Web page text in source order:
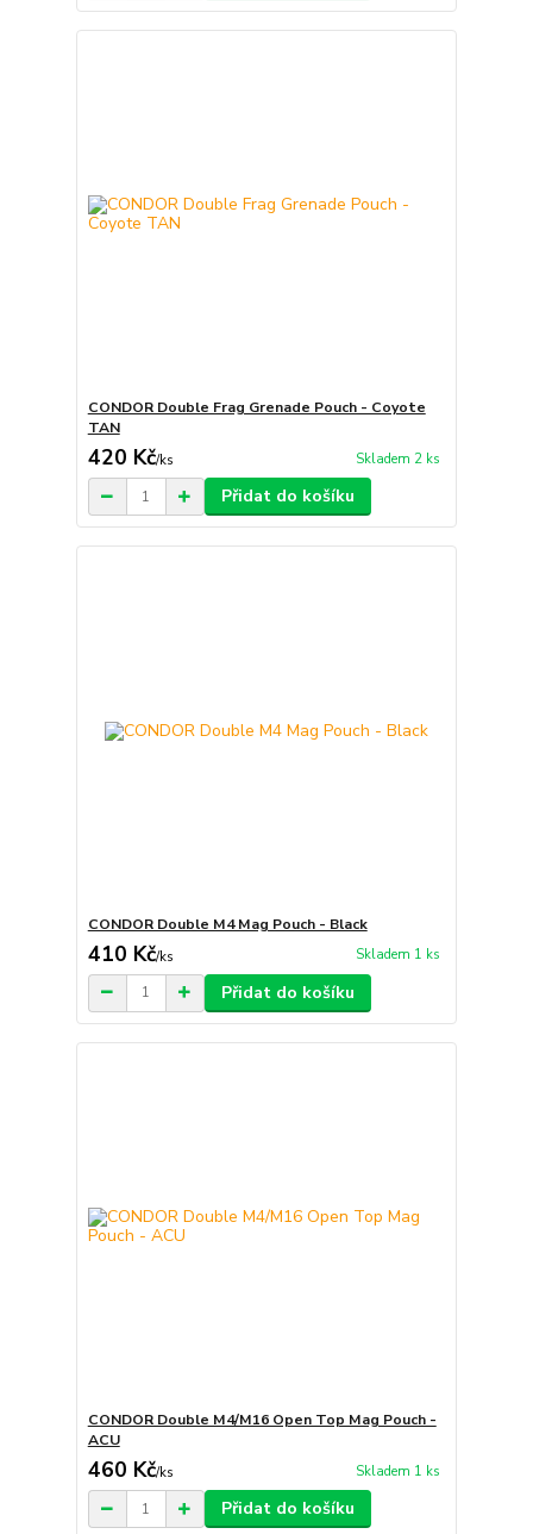
CONDOR Double Frag Grenade Pouch - Coyote
TAN
420 Kč/ks Skladem 2 ks
Přidat do košíku
CONDOR Double M4 Mag Pouch - Black
410 Kč/ks Skladem 1 ks
Přidat do košíku
CONDOR Double M4/M16 Open Top Mag Pouch -
ACU
460 Kč/ks Skladem 1 ks
Přidat do košíku